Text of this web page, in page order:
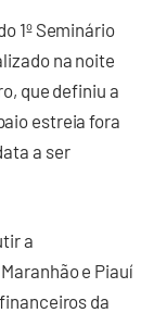
1º Seminário
na noite
que definiu a
estreia fora
a ser
a
e Piauí
da